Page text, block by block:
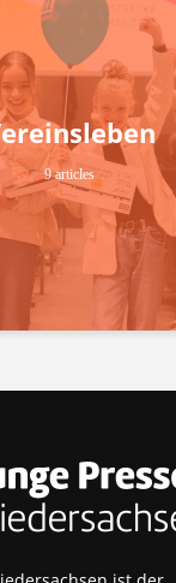
9 articles